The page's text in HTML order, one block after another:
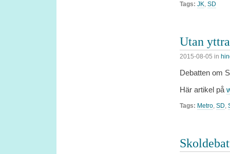
Tags: JK, SD
Utan
2015-08-05 in
Debatten om
Här artikel på
Tags: Metro, SD,